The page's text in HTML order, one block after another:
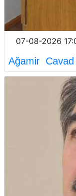
07-08-2026
Ağamir